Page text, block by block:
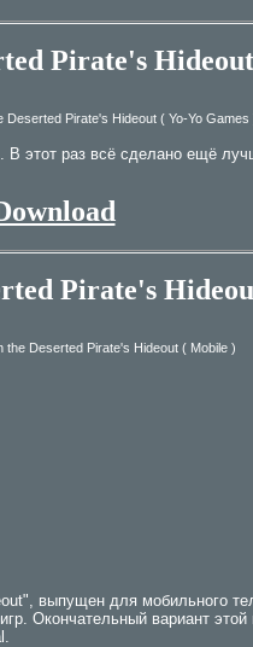
Pirate's
В этот раз всё сделано ещё
Pirate's
выпущен для мобильного
Окончательный вариант